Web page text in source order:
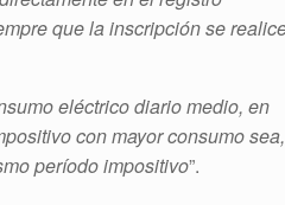
que la inscripción se
eléctrico diario medio, en
con mayor consumo sea,
período impositivo”.